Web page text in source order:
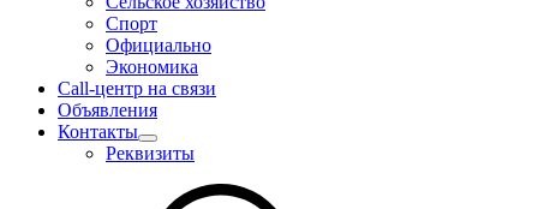
Спорт
Официально
Экономика
Call-центр на связи
Объявления
Контакты
Реквизиты